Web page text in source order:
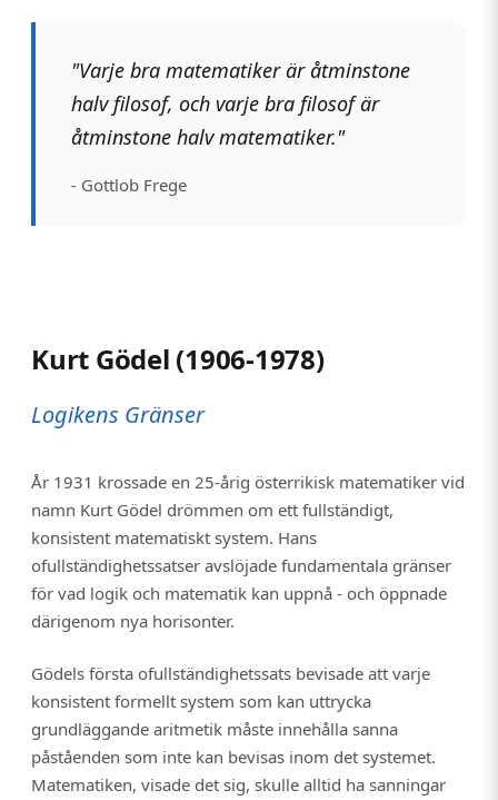
"Varje bra matematiker är åtminstone
halv filosof, och varje bra filosof är
åtminstone halv matematiker."
- Gottlob Frege
Kurt Gödel (1906-1978)
Logikens Gränser
År 1931 krossade en 25-årig österrikisk matematiker vid
namn Kurt Gödel drömmen om ett fullständigt,
konsistent matematiskt system. Hans
ofullständighetssatser avslöjade fundamentala gränser
för vad logik och matematik kan uppnå - och öppnade
därigenom nya horisonter.
Gödels första ofullständighetssats bevisade att varje
konsistent formellt system som kan uttrycka
grundläggande aritmetik måste innehålla sanna
påståenden som inte kan bevisas inom det systemet.
Matematiken, visade det sig, skulle alltid ha sanningar